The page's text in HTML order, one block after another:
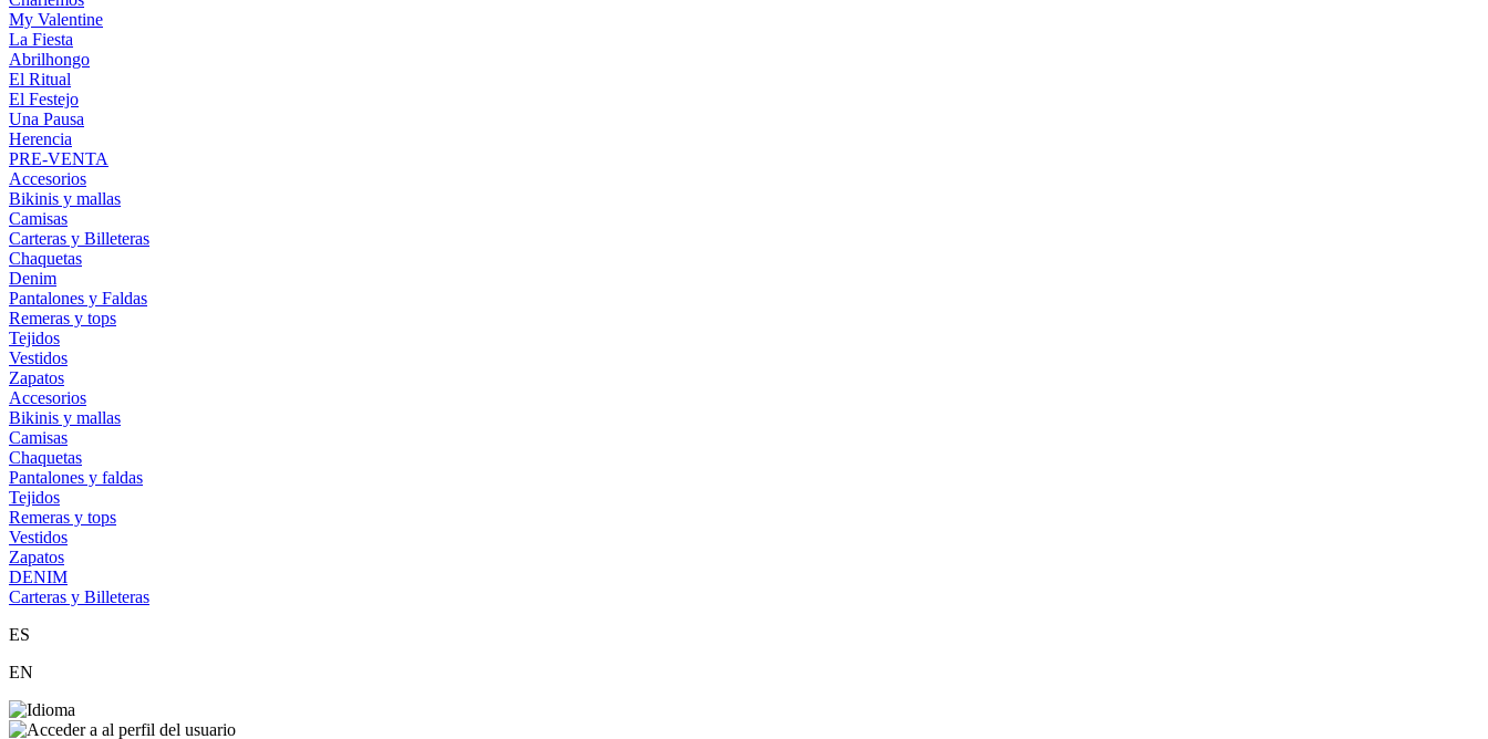
My Valentine
La Fiesta
Abrilhongo
El Ritual
El Festejo
Una Pausa
Herencia
PRE-VENTA
Accesorios
Bikinis y mallas
Camisas
Carteras y Billeteras
Chaquetas
Denim
Pantalones y Faldas
Remeras y tops
Tejidos
Vestidos
Zapatos
Accesorios
Bikinis y mallas
Camisas
Chaquetas
Pantalones y faldas
Tejidos
Remeras y tops
Vestidos
Zapatos
DENIM
Carteras y Billeteras
ES
EN